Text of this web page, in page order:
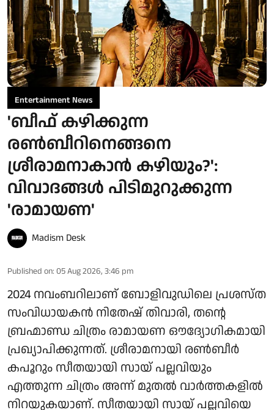
Entertainment News
'ബീഫ് കഴിക്കുന്ന
രൺബീറിനെങ്ങനെ
ശ്രീരാമനാകാൻ കഴിയും?':
വിവാദങ്ങൾ പിടിമുറുക്കുന്ന
'രാമായണ'
Madism Desk
Published on: 05 Aug 2026, 3:46 pm
2024 നവംബറിലാണ് ബോളിവുഡിലെ പ്രശസ്ത
സംവിധായകൻ നിതേഷ് തിവാരി, തന്റെ
ബ്രഹ്മാണ്ഡ ചിത്രം രാമായണ ഔദ്യോഗികമായി
പ്രഖ്യാപിക്കുന്നത്. ശ്രീരാമനായി രൺബീർ
കപൂറും സീതയായി സായ് പല്ലവിയും
എത്തുന്ന ചിത്രം അന്ന് മുതൽ വാർത്തകളിൽ
നിറയുകയാണ്. സീതയായി സായ് പല്ലവിയെ